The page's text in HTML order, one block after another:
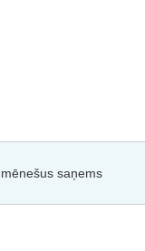
saņems